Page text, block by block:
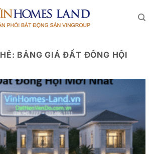
BẢNG GIÁ ĐẤT ĐÔNG HỘI